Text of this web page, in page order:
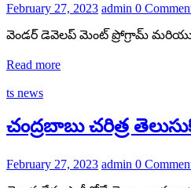
February 27, 2023 admin 0
వెండర్ డెవెలప్ మెంట్ ప్రోగ్రామ్ మరియు
Read more
ts news
చంద్రబాబు చరిత్ర
February 27, 2023 admin 0